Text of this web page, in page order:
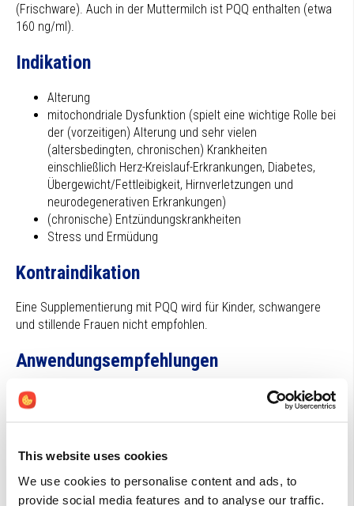
This website uses cookies
We use cookies to personalise content and ads, to
provide social media features and to analyse our traffic.
(Frischware). Auch in der Muttermilch ist PQQ enthalten (etwa
160 ng/ml).
Indikation
Alterung
mitochondriale Dysfunktion (spielt eine wichtige Rolle bei
der (vorzeitigen) Alterung und sehr vielen
(altersbedingten, chronischen) Krankheiten
einschließlich Herz-Kreislauf-Erkrankungen, Diabetes,
Übergewicht/Fettleibigkeit, Hirnverletzungen und
neurodegenerativen Erkrankungen)
(chronische) Entzündungskrankheiten
Stress und Ermüdung
Kontraindikation
Eine Supplementierung mit PQQ wird für Kinder, schwangere
und stillende Frauen nicht empfohlen.
Anwendungsempfehlungen
Allgemeine Empfehlungsdosierung: 2-20 mg/Tag (oder 0,29
mg/kg/Tag).
Wechselwirkungen
PQQ und niedrig dosiertes Lithium haben synergistische
Wirkungen in einem Tiermodell der Alzheimer-Krankheit.